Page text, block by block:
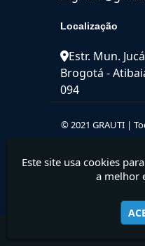
Localização
Estr. Mun.
Brogotá -
094
© 2021 GRAUTI |
Este site usa cookies
a melhor